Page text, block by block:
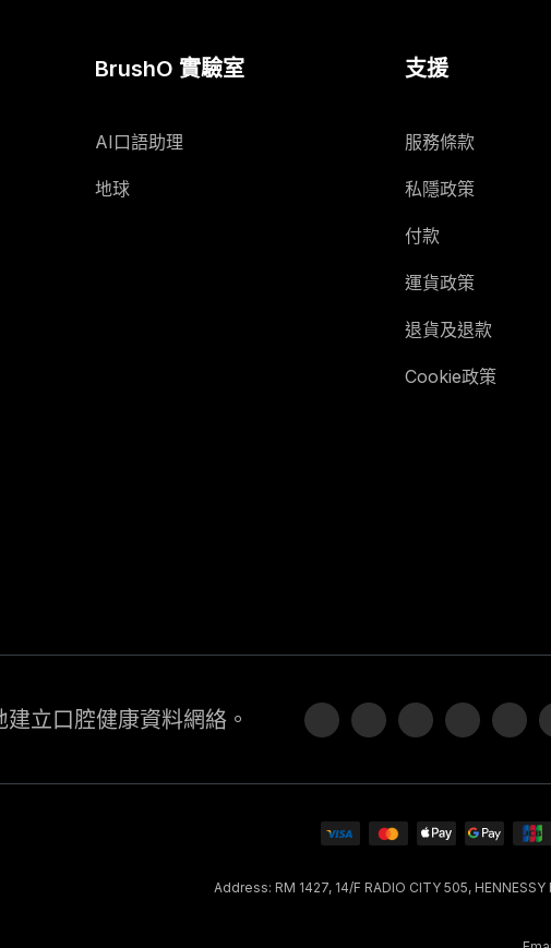
BrushO 實驗室
AI口語助理
地球
支援
服務條款
私隱政策
付款
運貨政策
退貨及退款
Cookie政策
立口腔健康資料網絡。
Address: RM 1427, 14/F RADIO CITY 505, HENNESSY